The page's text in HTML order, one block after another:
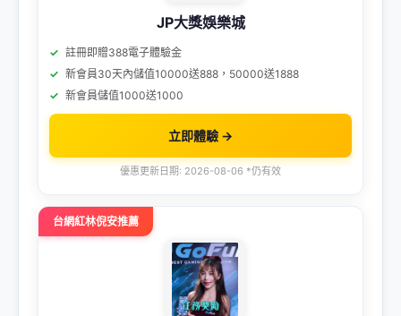
JP大獎娛樂城
註冊即贈388電子體驗金
新會員30天內儲值10000送888，50000送1888
新會員儲值1000送1000
立即體驗 →
優惠更新日期: 2026-08-06 *仍有效
台網紅林倪安推薦